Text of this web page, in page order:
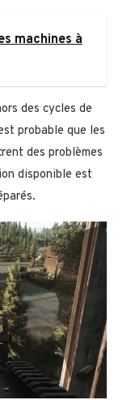
machines à
des cycles de
probable que les
des problèmes
disponible est